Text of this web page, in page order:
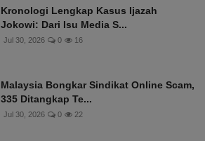
Kronologi Lengkap Kasus Ijazah
Jokowi: Dari Isu Media S...
Jul 30, 2026 0 16
Malaysia Bongkar Sindikat Online Scam,
335 Ditangkap Te...
Jul 30, 2026 0 22